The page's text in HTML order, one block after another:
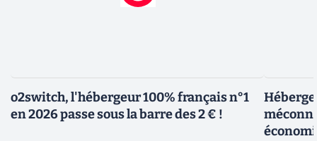
o2switch, l'hébergeur 100% français n°1
en 2026 passe sous la barre des 2 € !